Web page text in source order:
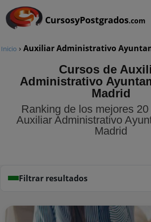
CursosyPostgrados.com
Inicio › Auxiliar Administrativo
Cursos de
Administrativo
Madrid
Ranking de los mejores
Auxiliar Administrativo
Madrid
Filtrar resultados